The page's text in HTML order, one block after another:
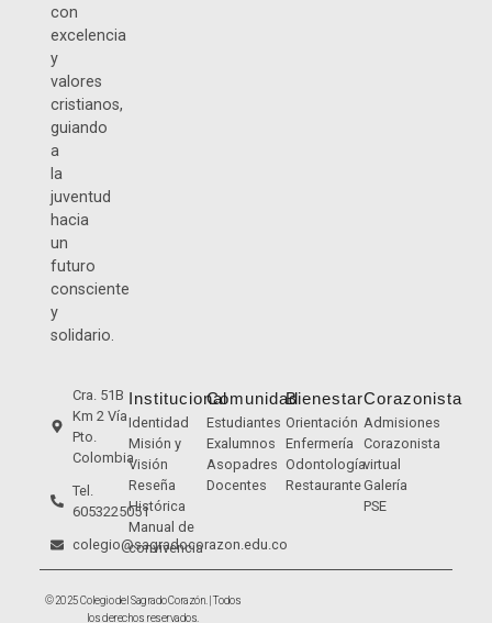
con
excelencia
y
valores
cristianos,
guiando
a
la
juventud
hacia
un
futuro
consciente
y
solidario.
Cra. 51B
Km 2 Vía
Pto.
Colombia
Tel.
6053225051
colegio@sagradocorazon.edu.co
Institucional
Identidad
Misión y
Visión
Reseña
Histórica
Manual de
convivencia
Comunidad
Estudiantes
Exalumnos
Asopadres
Docentes
Bienestar
Orientación
Enfermería
Odontología
Restaurante
Corazonista
Admisiones
Corazonista
virtual
Galería
PSE
© 2025 Colegio del Sagrado Corazón. | Todos
los derechos reservados.